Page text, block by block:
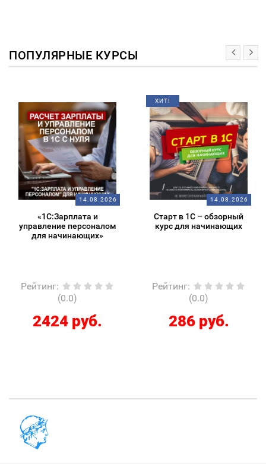
ПОПУЛЯРНЫЕ КУРСЫ
14.08.2026
«1С:Зарплата и
управление персоналом
для начинающих»
Рейтинг:
(0.0)
2424 руб.
ХИТ!
14.08.2026
Старт в 1С – обзорный
курс для начинающих
Рейтинг:
(0.0)
286 руб.